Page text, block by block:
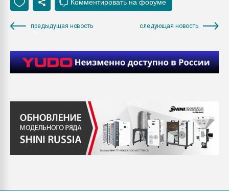
предыдущая новость следующая новость